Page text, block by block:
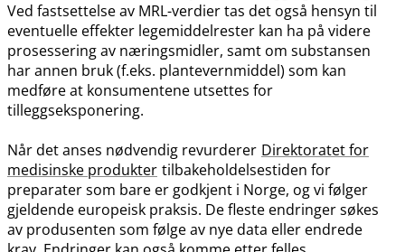
Ved fastsettelse av MRL-verdier tas det også hensyn til
eventuelle effekter legemiddelrester kan ha på videre
prosessering av næringsmidler, samt om substansen
har annen bruk (f.eks. plantevernmiddel) som kan
medføre at konsumentene utsettes for
tilleggseksponering.
Når det anses nødvendig revurderer Direktoratet for
medisinske produkter tilbakeholdelsestiden for
preparater som bare er godkjent i Norge, og vi følger
gjeldende europeisk praksis. De fleste endringer søkes
av produsenten som følge av nye data eller endrede